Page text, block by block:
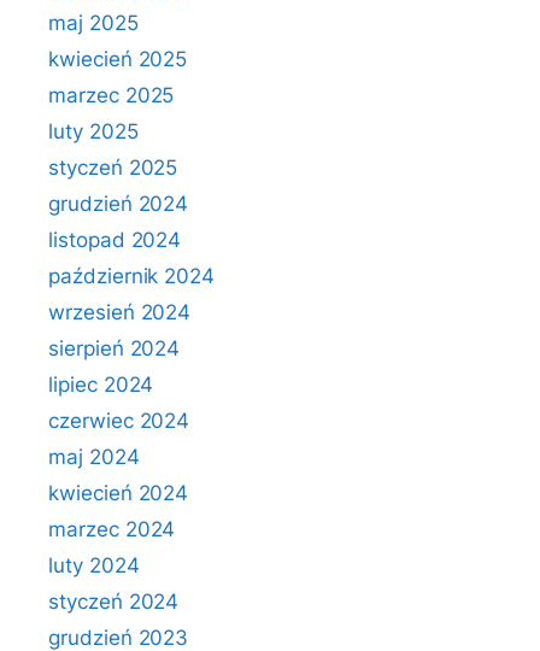
maj 2025
kwiecień 2025
marzec 2025
luty 2025
styczeń 2025
grudzień 2024
listopad 2024
październik 2024
wrzesień 2024
sierpień 2024
lipiec 2024
czerwiec 2024
maj 2024
kwiecień 2024
marzec 2024
luty 2024
styczeń 2024
grudzień 2023